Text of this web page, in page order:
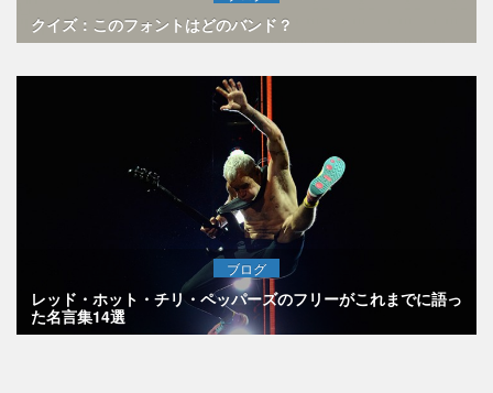
クイズ：このフォントはどのバンド？
ブログ
レッド・ホット・チリ・ペッパーズのフリーがこれまでに語っ
た名言集14選